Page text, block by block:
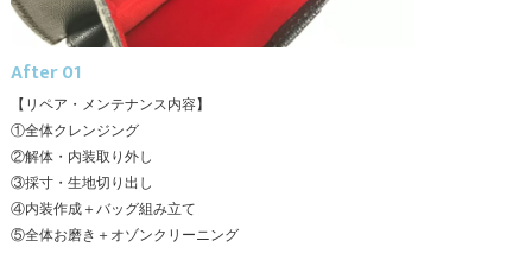
After 01
【リペア・メンテナンス内容】
①全体クレンジング
②解体・内装取り外し
③採寸・生地切り出し
④内装作成＋バッグ組み立て
⑤全体お磨き＋オゾンクリーニング